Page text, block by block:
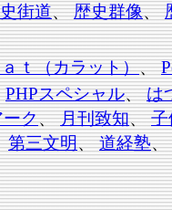
街道、歴史群像、
ｔ（カラット）、
PHPスペシャル、は
ーク、月刊致知、子
第三文明、道経塾、